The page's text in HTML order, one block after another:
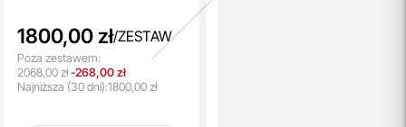
1800,00 zł/ZESTAW
Poza zestawem:
2068,00 zł-268,00 zł
Najniższa (30 dni):1800,00 zł